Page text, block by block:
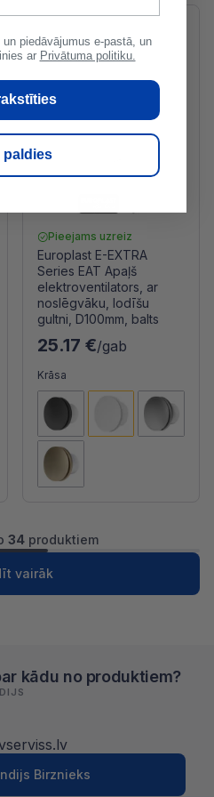
Pieejams uzreiz
Europlast E-EXTRA
Series EAT Apaļš
elektroventilators, ar
noslēgvāku, lodīšu
gultni, D100mm, balts
25.17 €/gab
Krāsa
34produktiem
vairāk
1 2 Nākošā
kādu no produktiem?
Birznieks
piedāvājumus e-pastā, un
ar Privātuma politiku.
paldies